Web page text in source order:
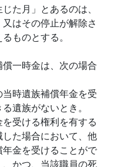
た月」とあるのは、
又はその停止が解除さ
ものとする。
一時金は、次の場合
時遺族補償年金を受
遺族がないとき。
受ける権利を有する
た場合において、他
金を受けることがで
かつ、当該職員の死